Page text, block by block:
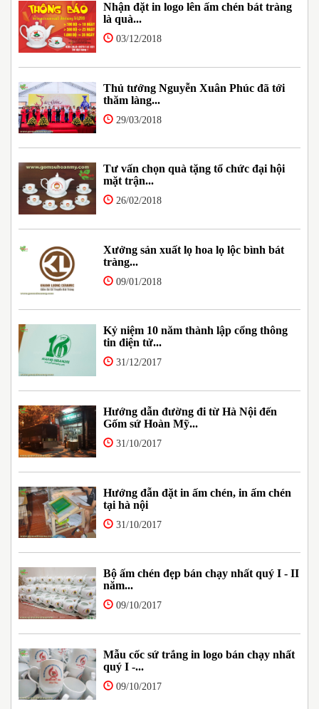
Nhận đặt in logo lên ấm chén bát tràng
là quà...
03/12/2018
Thủ tướng Nguyễn Xuân Phúc đã tới
thăm làng...
29/03/2018
Tư vấn chọn quà tặng tổ chức đại hội
mặt trận...
26/02/2018
Xưởng sản xuất lọ hoa lọ lộc bình bát
tràng...
09/01/2018
Kỷ niệm 10 năm thành lập cổng thông
tin điện tử...
31/12/2017
Hướng dẫn đường đi từ Hà Nội đến
Gốm sứ Hoàn Mỹ...
31/10/2017
Hướng đẫn đặt in ấm chén, in ấm chén
tại hà nội
31/10/2017
Bộ ấm chén đẹp bán chạy nhất quý I - II
năm...
09/10/2017
Mẫu cốc sứ trắng in logo bán chạy nhất
quý I -...
09/10/2017